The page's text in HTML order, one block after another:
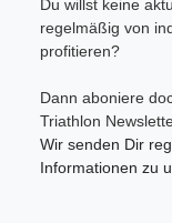
Du willst keine
regelmäßig von
profitieren?
Dann aboniere
Triathlon
Wir senden Dir
Informationen zu